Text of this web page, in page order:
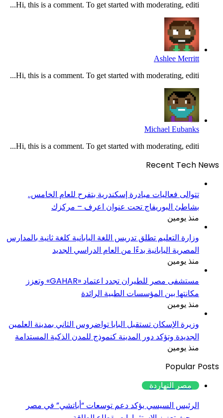
Hi, this is a comment. To get started with moderating, editi...
Ashlee Merritt
Hi, this is a comment. To get started with moderating, editi...
Michael Eubanks
Hi, this is a comment. To get started with moderating, editi...
Recent Tech News
تتوالى فعاليات مبادرة إسكندرية بتفرح للعام الخامس..
بشاطئ البوريفاج تحت عنوان اعرف – مركزك
منذ يومين
وزارة التعليم تطلق تدريس اللغة اليابانية كلغة ثانية بالمدارس
المصرية اليابانية بدءًا من العام الدراسي الجديد
منذ يومين
مستشفى مصر للطيران تجدد اعتماد «GAHAR» وتعزز
مكانتها بين المؤسسات الطبية الرائدة
منذ يومين
وزيرة الإسكان تستقبل البابا تواضروس الثاني بمدينة العلمين
الجديدة وتؤكد دور المدينة كنموذج للمدن الذكية المستدامة
منذ يومين
Popular Posts
مصر النهاردة
الرئيس السيسي يؤكد دعم توسعات “أباتشي” في مصر